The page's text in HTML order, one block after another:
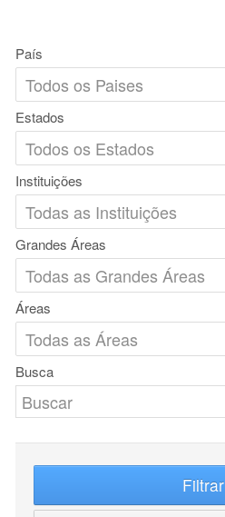
País
Estados
Instituições
Grandes Áreas
Áreas
Busca
Filtrar